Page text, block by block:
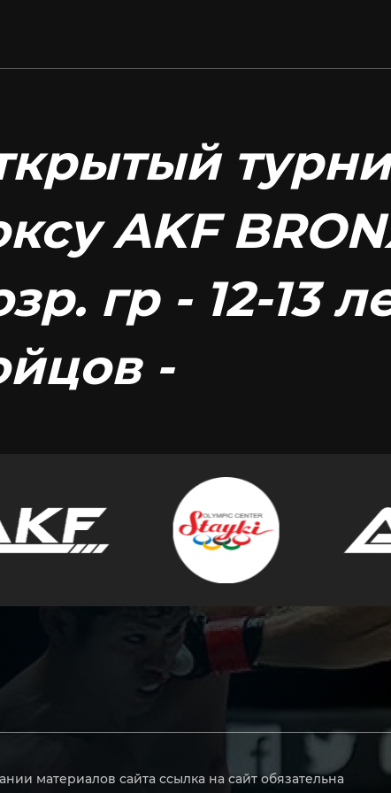
AKF
гр - 12-13
-
материалов сайта ссылка на сайт обязательна